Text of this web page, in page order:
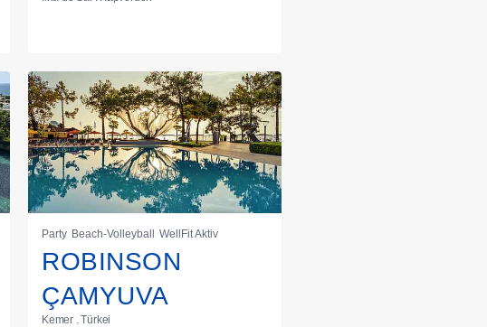
Party Beach-Volleyball WellFit Aktiv
ROBINSON
ÇAMYUVA
Kemer . Türkei